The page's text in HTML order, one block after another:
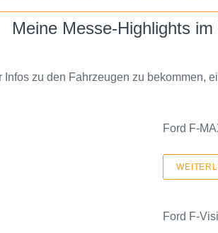
Meine Messe-Highlights im
Infos zu den Fahrzeugen zu bekommen,
Ford F-
Ford F-